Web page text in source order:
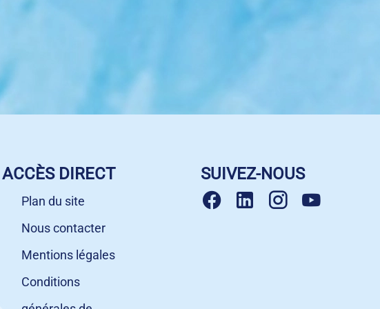
ACCÈS DIRECT
Plan du site
Nous contacter
Mentions légales
Conditions
SUIVEZ-NOUS